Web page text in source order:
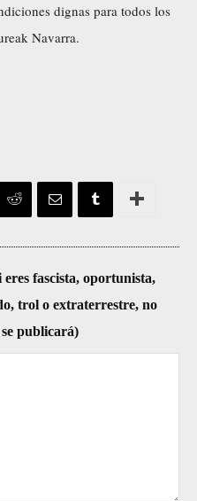
dignas para todos los
Navarra.
fascista, oportunista,
trol o extraterrestre, no
publicará)